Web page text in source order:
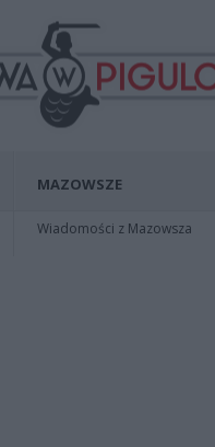
MAZOWSZE
Wiadomości z Mazowsza